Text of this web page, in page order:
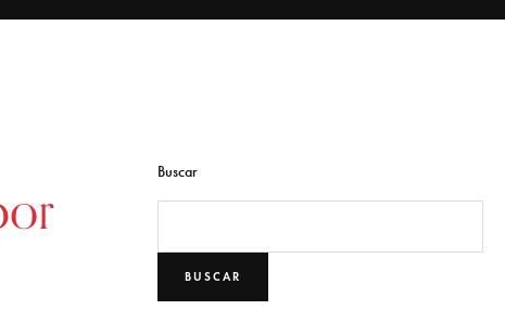
Buscar
BUSCAR